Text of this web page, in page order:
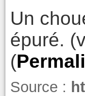
Un
épuré.
(
Source :